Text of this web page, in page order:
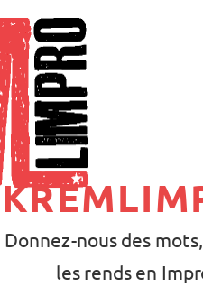
Donnez-nous des
les rends en